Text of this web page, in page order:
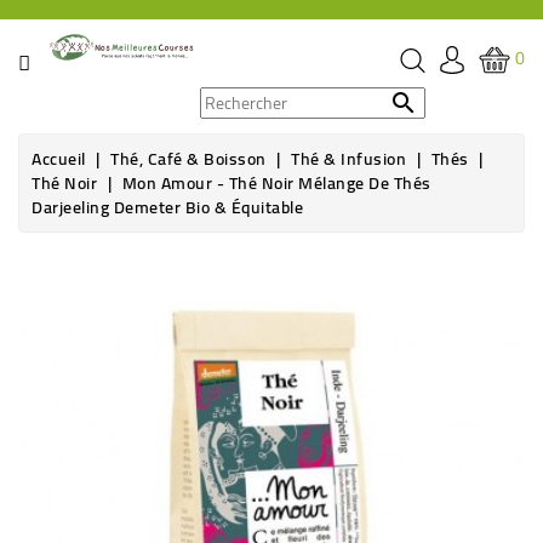
CATÉGORIE
ÉPICERIE
THÉ,
0

Accueil Thé, Café & Boisson Thé & Infusion Thés
Thé Noir Mon Amour - Thé Noir Mélange De Thés
Darjeeling Demeter Bio & Équitable